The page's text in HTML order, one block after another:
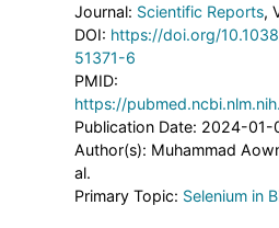
Journal: Scientific Reports,
DOI: https://doi.org/
51371-6
PMID:
https://
Publication Date: 2024-01-
Author(s): Muhammad
al.
Primary Topic: Selenium in